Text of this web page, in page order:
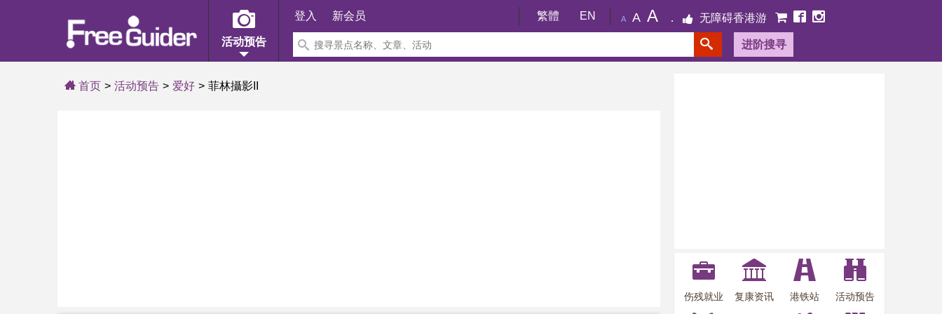
活动预告
登入 新会员 繁體 EN A A A 无障碍香港游
进阶搜寻
首页 活动预告 爱好 菲林攝影II
伤残就业 复康资讯 港铁站 活动预告